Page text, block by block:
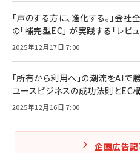
「声のする方に、進化する。」会
の「補完型EC」 が実践する「レビ
2025年12月17日 7:00
「所有から利用へ」の潮流をAIで
ユースビジネスの成功法則とEC
2025年12月16日 7:00
企画広告記